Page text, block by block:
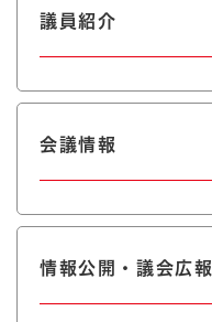
議員紹介
会議情報
情報公開・議会広報